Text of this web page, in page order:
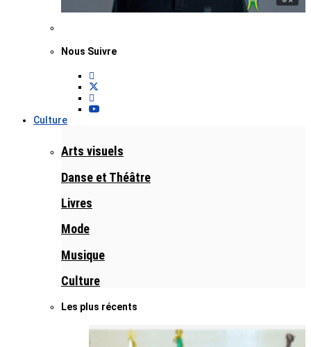
Nous Suivre
Culture
Arts visuels
Danse et Théâtre
Livres
Mode
Musique
Culture
Les plus récents